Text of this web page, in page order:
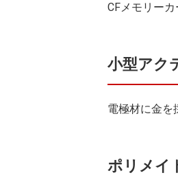
CFメモリー
小型アク
電極材に金を
ポリメイ